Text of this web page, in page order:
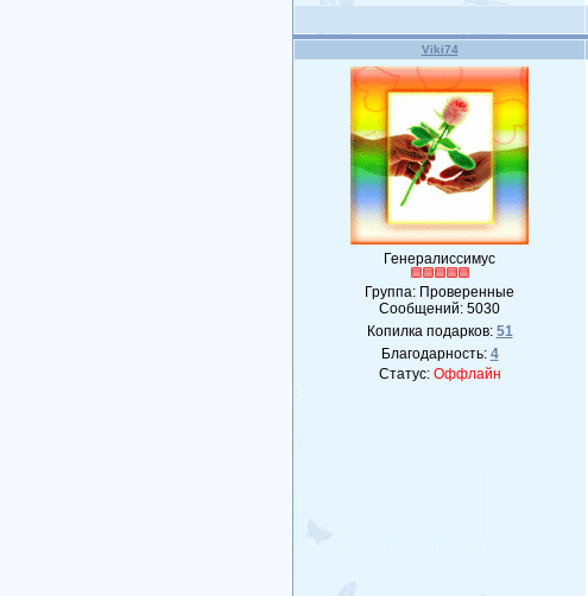
Viki74
Генералиссимус
Группа: Проверенные
Сообщений:5030
Копилка подарков: 51
Благодарность: 4
Статус: Оффлайн